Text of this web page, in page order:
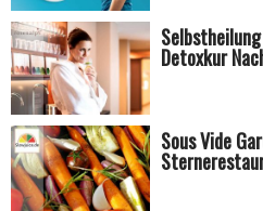
Detoxkur
Sous Vide